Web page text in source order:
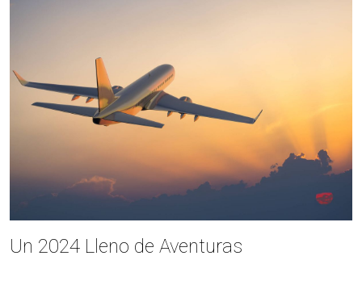
Un 2024 Lleno de Aventuras